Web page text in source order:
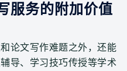
服务的附加价值
论文写作难题之外，还能
导、学习技巧传授等学术